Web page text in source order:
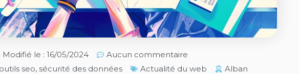
Modifié le : 16/05/2024
Aucun commentaire
outils seo, sécurité des données Actualité du web Alban